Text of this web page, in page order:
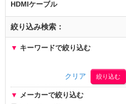
HDMIケーブル
絞り込み検索：
▼ キーワードで絞り込む
クリア
▼ メーカーで絞り込む